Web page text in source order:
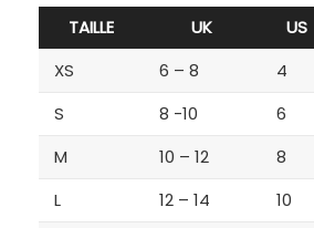
TAILLE UK US
XS
6 – 8 4
S
8 -10 6
M
10 – 12 8
L
12 – 14 10